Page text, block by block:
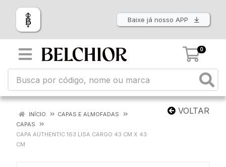
Baixe já nosso APP
0
VOLTAR
INÍCIO
CAPAS E ALMOFADAS
CAPAS
CAPA AUTHENTIC 163 LISA CARGO 43 CM X 43
CM